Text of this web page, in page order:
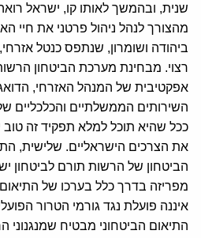
שנית, ובהמשך לאותו קו, ישראל
מהצורך לנהל ניהול פרטני את חיי
ביהודה ושומרון, שנתפס כנטל אזרחי,
רצוי. מבחינת מערכת הביטחון
אפקטיבית של המנהל האזרחי,
השירותים הממשלתיים והכלכליים
ככל שהיא תוכל למלא תפקיד זה טוב
את הצרכים הישראליים. שלישית,
הביטחון של הרשות תורם לביטחון
מפריזה בדרך כלל בערכו של
איננה פועלת נגד גורמי הטרור
התיאום הביטחוני מבטיח שמנגנוני